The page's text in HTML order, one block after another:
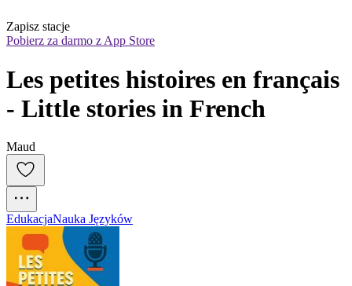
Zapisz stacje
Pobierz za darmo z App Store
Les petites histoires en français
- Little stories in French
Maud
EdukacjaNauka Języków